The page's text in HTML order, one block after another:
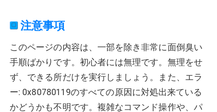
注意事項
このページの内容は、一部を除き非常に面倒臭い
手順ばかりです。初心者には無理です。無理をせ
ず、できる所だけを実行しましょう。また、エラ
ー: 0x80780119のすべての原因に対処出来ている
かどうかも不明です。複雑なコマンド操作や、パ